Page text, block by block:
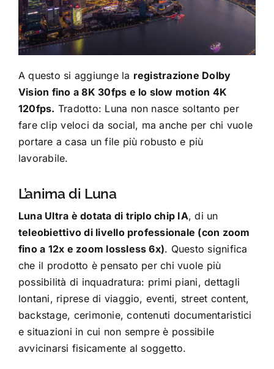
A questo si aggiunge la registrazione Dolby
Vision fino a 8K 30fps e lo slow motion 4K
120fps. Tradotto: Luna non nasce soltanto per
fare clip veloci da social, ma anche per chi vuole
portare a casa un file più robusto e più
lavorabile.
L’anima di Luna
Luna Ultra è dotata di triplo chip IA, di un
teleobiettivo di livello professionale (con zoom
fino a 12x e zoom lossless 6x). Questo significa
che il prodotto è pensato per chi vuole più
possibilità di inquadratura: primi piani, dettagli
lontani, riprese di viaggio, eventi, street content,
backstage, cerimonie, contenuti documentaristici
e situazioni in cui non sempre è possibile
avvicinarsi fisicamente al soggetto.